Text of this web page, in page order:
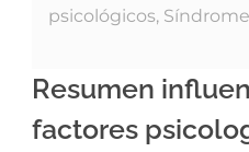
psicológicos,
Resumen
factores